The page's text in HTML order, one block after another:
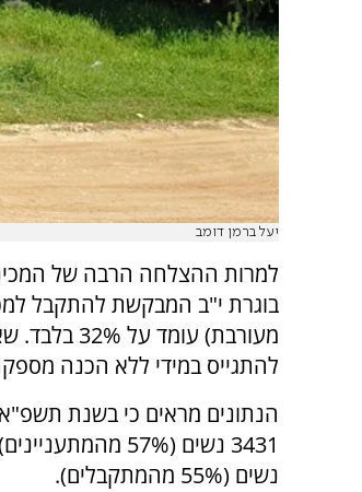
יעל ברמן דומב
למרות ההצלחה הרבה של
בוגרת י"ב המבקשת להתקבל
מעורבת)
להתגייס במידי ללא הכנה
הנתונים מראים כי בשנת
נשים (55% מהמתקבלים).